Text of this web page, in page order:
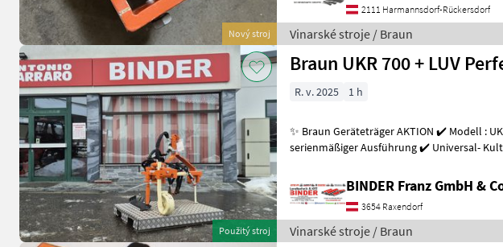
Nový stroj
2111 Harmannsdorf-Rückersdorf
Vinarské stroje / Braun
Použitý stroj
Braun UKR 700 + LUV
R. v. 2025 1 h
✨ Braun Geräteträger AKTION ✔️ Modell :
serienmäßiger Ausführung ✔️ Universal-
BINDER Franz GmbH &
3654 Raxendorf
Vinarské stroje / Braun